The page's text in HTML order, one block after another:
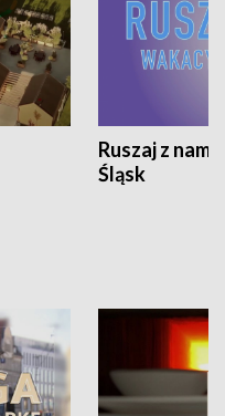
Ruszaj z
Śląsk